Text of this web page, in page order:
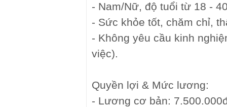
- Nam/Nữ, độ tuổi từ 18 -
- Sức khỏe tốt, chăm chỉ,
- Không yêu cầu kinh
việc).
Quyền lợi & Mức lương:
- Lương cơ bản: